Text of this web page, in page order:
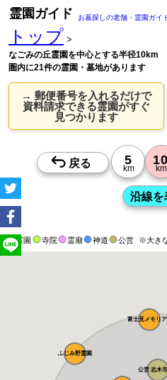
霊園ガイド お墓探しの老舗・霊園ガイ
トップ >
なごみの丘霊園を中心とする半径10km
圏内に21件の霊園・墓地があります
→ 郵便番号を入れるだけで
資料請求できる霊園がすぐ
見つかります
霊園 寺院 霊廟 神道 公営 ※大き
ふじみ野霊園
富士見メモリ
公営 志木